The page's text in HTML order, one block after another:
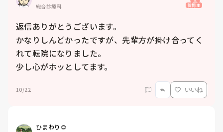
総合診療科 質問主
返信ありがとうございます。
かなりしんどかったですが、先輩方が掛け合ってく
れて転院になりました。
少し心がホッとしてます。
10/22 いいね
ひまわり🌻